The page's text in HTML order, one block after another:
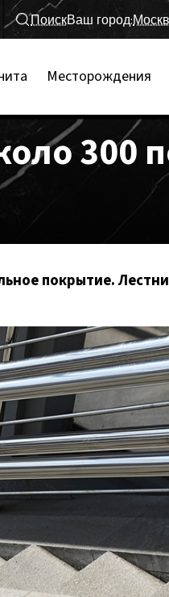
ПоискВаш город:
Месторождения
300
покрытие.